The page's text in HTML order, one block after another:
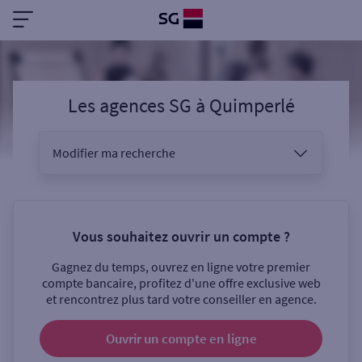
Les agences SG à Quimperlé
Modifier ma recherche
Sélectionnez votre recherche
Ouverte le samedi
Vous souhaitez ouvrir un compte ?
Gagnez du temps, ouvrez en ligne votre premier
compte bancaire, profitez d'une offre exclusive web
et rencontrez plus tard votre conseiller en agence.
Ouvrir un compte en ligne